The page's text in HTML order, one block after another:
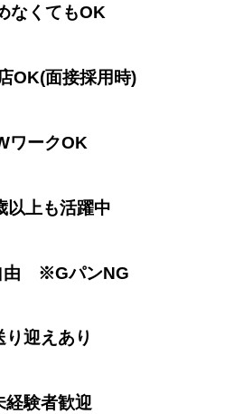
なくてもOK
OK(面接採用時)
ワークOK
以上も活躍中
由 ※GパンNG
り迎えあり
経験者歓迎